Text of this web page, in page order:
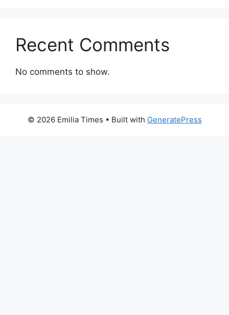
Recent Comments
No comments to show.
© 2026 Emilia Times • Built with GeneratePress